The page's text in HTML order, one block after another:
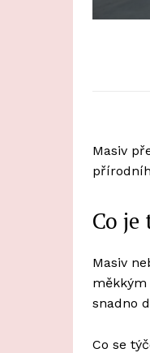
Masiv
Co
Masiv
snadno
Co se